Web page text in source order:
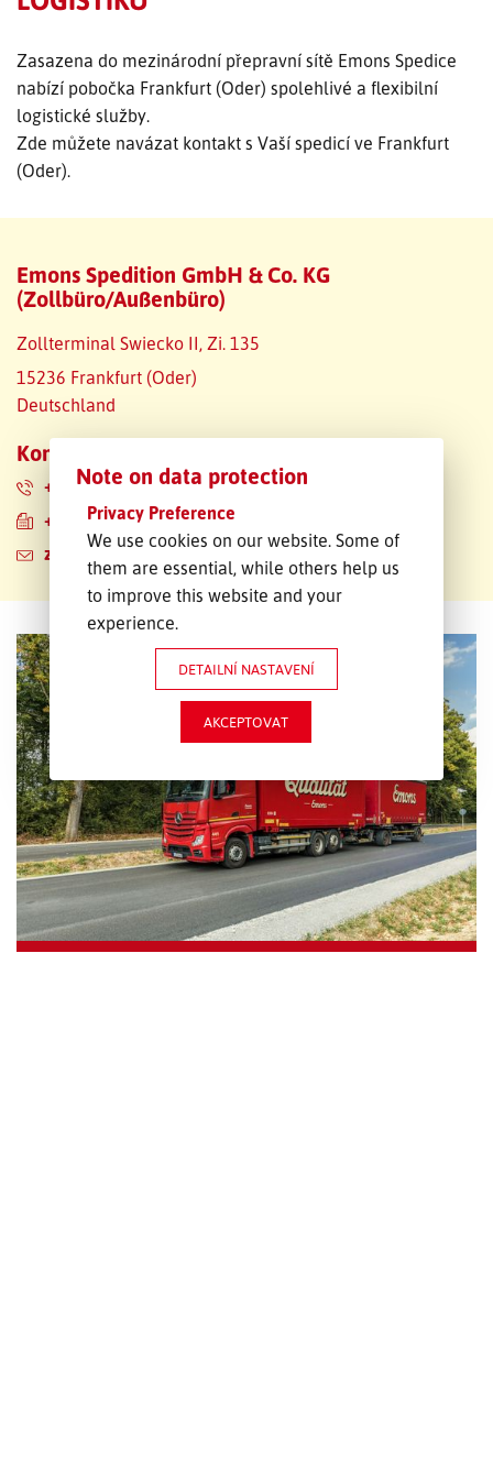
POPTÁVKA PŘEPRAVY
Zasazena do mezinárodní přepravní sítě Emons Spedice
nabízí pobočka Frankfurt (Oder) spolehlivé a flexibilní
logistické služby.
Zde můžete navázat kontakt s Vaší spedicí ve Frankfurt
(Oder).
Emons Spedition GmbH & Co. KG
(Zollbüro/Außenbüro)
Zollterminal Swiecko II, Zi. 135
15236 Frankfurt (Oder)
Deutschland
Kontaktní údaje
+49 335 500968-48
+49 335 500968-48
zoll.ffo@emons.de
Note on data protection
Privacy Preference
We use cookies on our website. Some of
them are essential, while others help us
to improve this website and your
experience.
DETAILNÍ NASTAVENÍ
AKCEPTOVAT